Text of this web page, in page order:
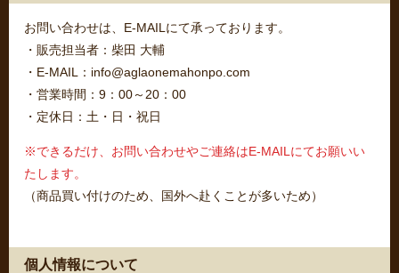
お問い合わせは、E-MAILにて承っております。
・販売担当者：柴田 大輔
・E-MAIL：info@aglaonemahonpo.com
・営業時間：9：00～20：00
・定休日：土・日・祝日
※できるだけ、お問い合わせやご連絡はE-MAILにてお願いい
たします。
（商品買い付けのため、国外へ赴くことが多いため）
個人情報について